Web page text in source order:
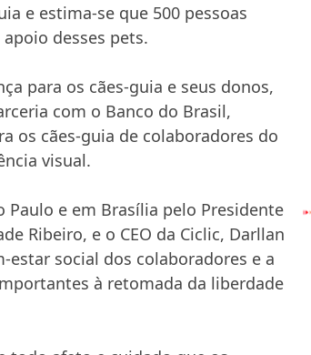
e estima-se que 500 pessoas
desses pets.
para os cães-guia e seus donos,
com o Banco do Brasil,
os cães-guia de colaboradores do
visual.
Paulo e em Brasília pelo Presidente
Ribeiro, e o CEO da Ciclic, Darllan
social dos colaboradores e a
à retomada da liberdade